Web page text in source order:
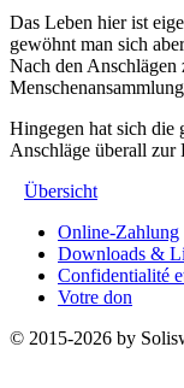
Das Leben hier ist
gewöhnt man sich
Nach den Anschlägen
Hingegen hat sich die
Anschläge überall zur
Übersicht
Online-Zahlung
Downloads &
Confidentialité
Votre don
© 2015-2026 by